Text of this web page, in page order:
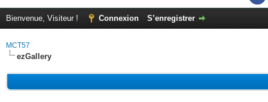
Bienvenue, Visiteur ! Connexion S’enregistrer
MCT57
ezGallery